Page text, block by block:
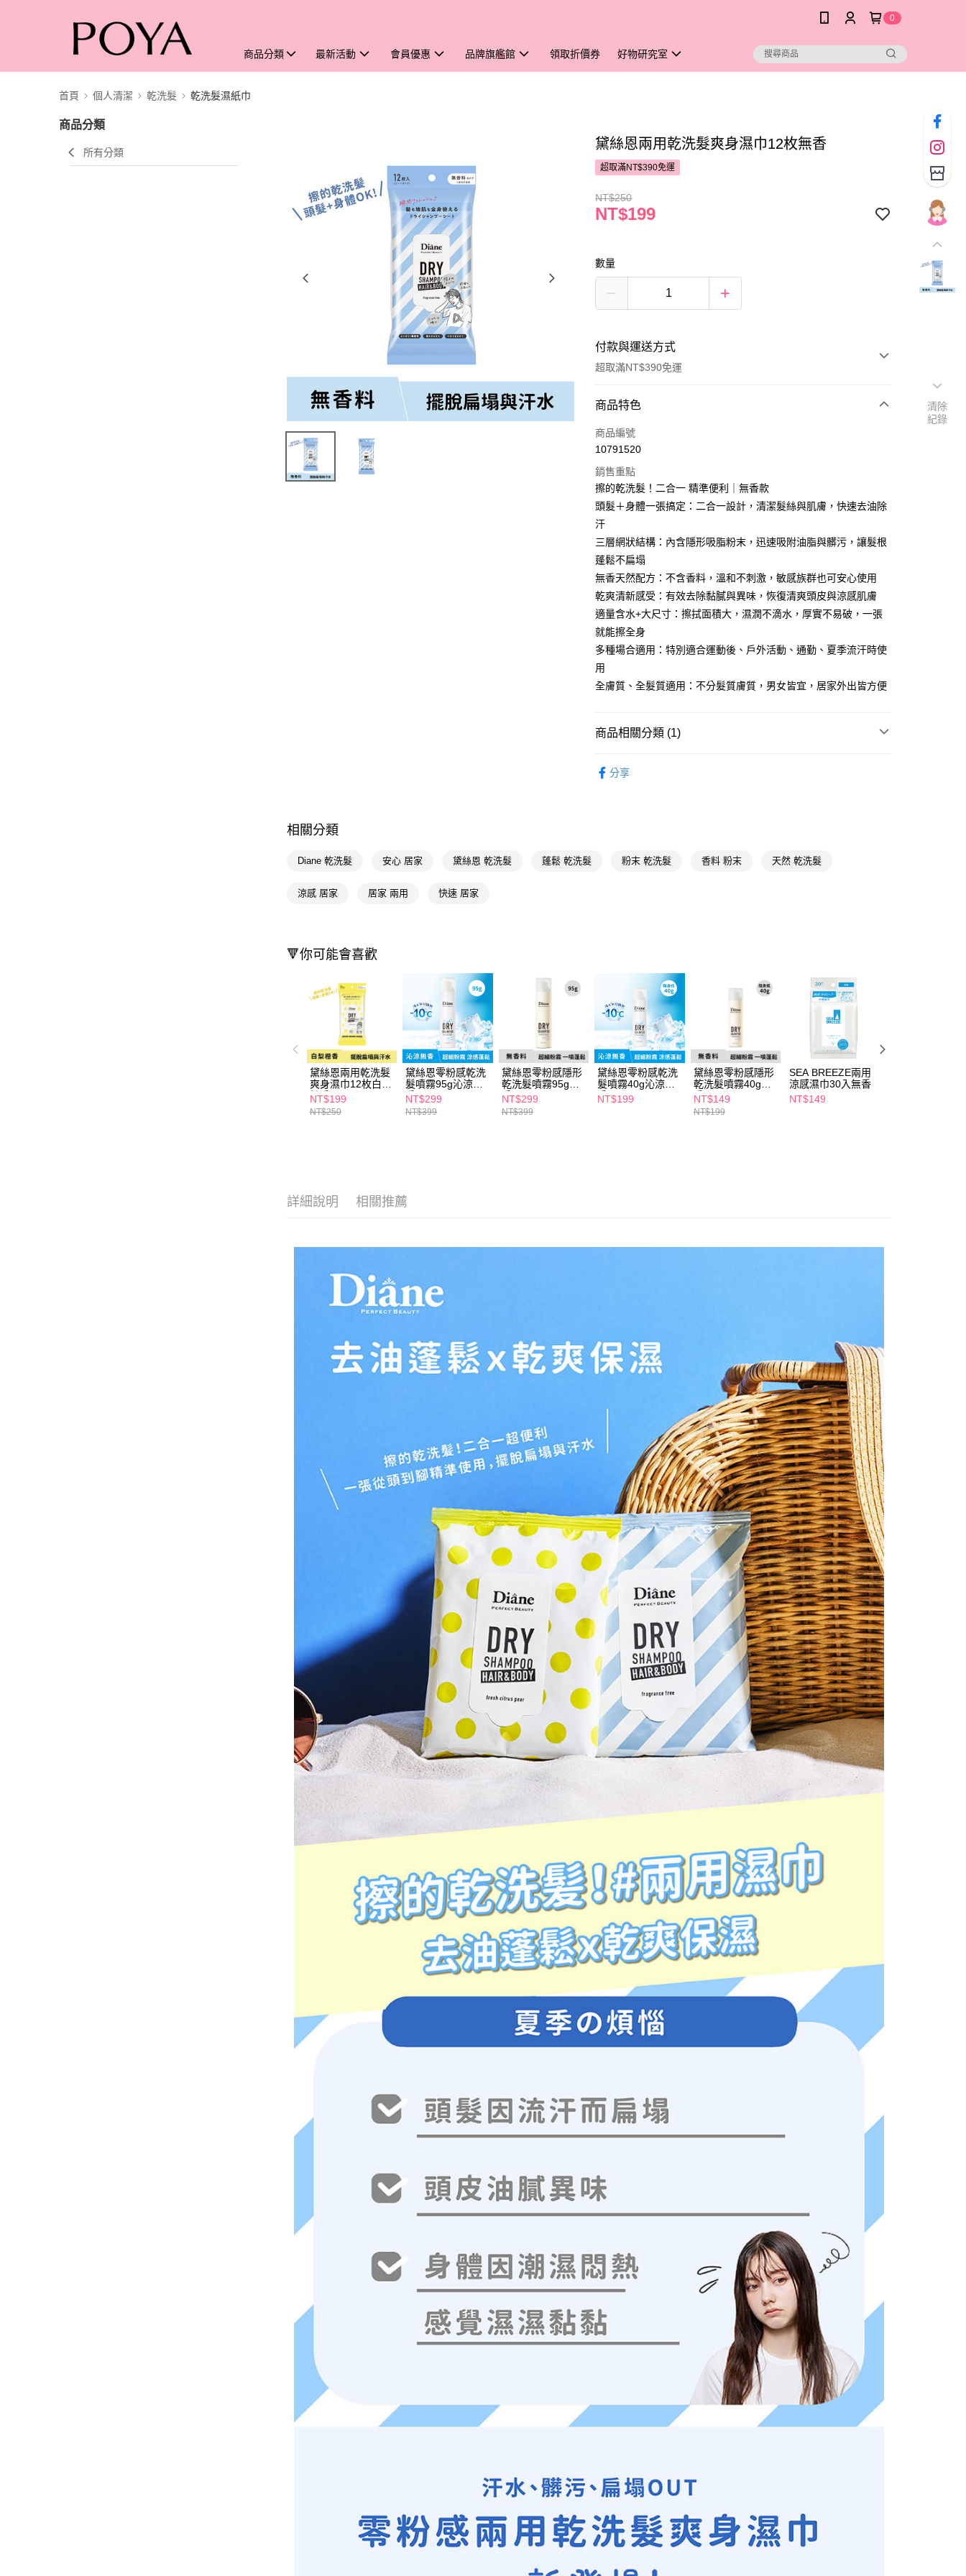
0
商品分類 最新活動 會員優惠 品牌旗艦館 領取折價券 好物研究室
首頁 個人清潔 乾洗髮 乾洗髮濕紙巾
商品分類
所有分類
黛絲恩兩用乾洗髮爽身濕巾12枚無香
超取滿NT$390免運
NT$250
NT$199
數量
付款與運送方式
超取滿NT$390免運
付款方式
POYA支付
超商取貨付款
LINE Pay
Apple Pay
街口支付
悠遊付
Google Pay
AFTEE先享後付
【關於「AFTEE先享後付」】
AFTEE先享後付是「在收到商品之後才付款」的支付方式。 讓您購物簡單
２．便利：只要手機號碼，簡訊認證，即可結帳。
３．安心：先確認商品／服務後，再付款。
【「AFTEE先享後付」結帳流程】
１．於結帳方式選擇「AFTEE先享後付」後，將跳轉至「AFTEE先享後
絡購買商品的店家。未經商家同意取消之訂單仍視為有效，需透過AFTEE
先享後付繳納相關費用。
求債權轉讓予恩沛科技股份有限公司。
２．關於個人資料處理事宜，請瀏覽以下網址：
https://aftee.tw/terms/#terms3
３．未成年的使用者請事先徵得法定代理人或監護人之同意方可使用
「AFTEE先享後付」，若未經同意申辦者引起之損失，本公司不負相關責
４．使用「AFTEE先享後付」時，將依據個別帳號之用戶狀況，依本公司
即時審查核予不同之上限額度；若仍有額度不足之情形，本公司將視審查
結果請求用戶進行身份認證。
５．嚴禁一人註冊多個帳號或使用他人資訊註冊。若發現惡意使用之情
形，恩沛科技股份有限公司將有權停止該用戶之使用額度並採取法律行
即享券
運送方式
每筆NT$65，滿NT$390(含以上)免運費
每筆NT$65，滿NT$490(含以上)免運費
付款後7-11取貨
每筆NT$65，滿NT$490(含以上)免運費
宅配(本島)
每筆NT$100，滿NT$790(含以上)免運費
付款後寶雅門市自取(由倉庫統一出貨)
每筆NT$80，滿NT$290(含以上)免運費
商品特色
商品編號
10791520
銷售重點
擦的乾洗髮！二合一 精準便利｜無香款
頭髮＋身體一張搞定：二合一設計，清潔髮絲與肌膚，快速去油除
汗
三層網狀結構：內含隱形吸脂粉末，迅速吸附油脂與髒污，讓髮根
蓬鬆不扁塌
無香天然配方：不含香料，溫和不刺激，敏感族群也可安心使用
乾爽清新感受：有效去除黏膩與異味，恢復清爽頭皮與涼感肌膚
適量含水+大尺寸：擦拭面積大，濕潤不滴水，厚實不易破，一張
就能擦全身
多種場合適用：特別適合運動後、戶外活動、通勤、夏季流汗時使
用
全膚質、全髮質適用：不分髮質膚質，男女皆宜，居家外出皆方便
商品相關分類 (1)
分享
相關分類
Diane 乾洗髮 安心 居家 黛絲恩 乾洗髮 蓬鬆 乾洗髮 粉末 乾洗髮 香料 粉末 天然 乾洗髮
涼感 居家 居家 兩用 快速 居家
🔻你可能會喜歡
黛絲恩兩用乾洗髮
爽身濕巾12枚白梨
橙香
NT$199
NT$250
黛絲恩零粉感乾洗
髮噴霧95g沁涼無
香
NT$299
NT$399
黛絲恩零粉感隱形
乾洗髮噴霧95g無
香
NT$299
NT$399
黛絲恩零粉感乾洗
髮噴霧40g沁涼無
香
NT$199
黛絲恩零粉感隱形
乾洗髮噴霧40g無
香
NT$149
NT$199
SEA BREEZE兩用
涼感濕巾30入無香
NT$149
詳細說明 相關推薦
清除
紀錄